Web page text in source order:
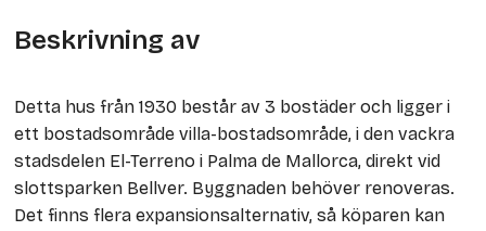
Beskrivning av
Detta hus från 1930 består av 3 bostäder och ligger i
ett bostadsområde villa-bostadsområde, i den vackra
stadsdelen El-Terreno i Palma de Mallorca, direkt vid
slottsparken Bellver. Byggnaden behöver renoveras.
Det finns flera expansionsalternativ, så köparen kan